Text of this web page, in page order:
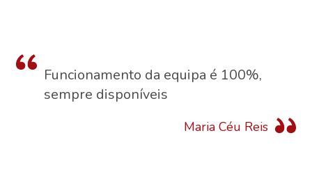
Funcionamento da equipa é 100%,
sempre disponíveis
Maria Céu Reis